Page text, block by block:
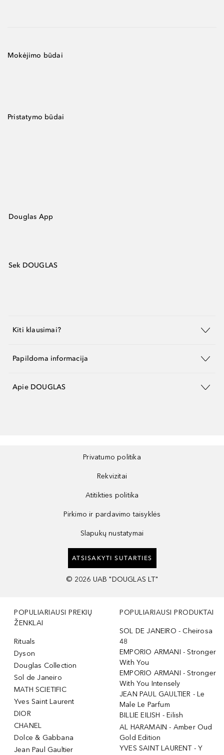
Mokėjimo būdai
Pristatymo būdai
Douglas App
Sek DOUGLAS
Kiti klausimai?
Papildoma informacija
Apie DOUGLAS
Privatumo politika
Rekvizitai
Atitikties politika
Pirkimo ir pardavimo taisyklės
Slapukų nustatymai
ATSISAKYTI SUTARTIES
© 2026 UAB "DOUGLAS LT"
POPULIARIAUSI PREKIŲ
ŽENKLAI
Rituals
Dyson
Douglas Collection
Sol de Janeiro
MATH SCIETIFIC
Yves Saint Laurent
DIOR
CHANEL
Dolce & Gabbana
Jean Paul Gaultier
POPULIARIAUSI PRODUKTAI
SOL DE JANEIRO - Cheirosa
48
EMPORIO ARMANI - Stronger
With You
EMPORIO ARMANI - Stronger
With You Intensely
JEAN PAUL GAULTIER - Le
Male Le Parfum
BILLIE EILISH - Eilish
AL HARAMAIN - Amber Oud
Gold Edition
YVES SAINT LAURENT - Y